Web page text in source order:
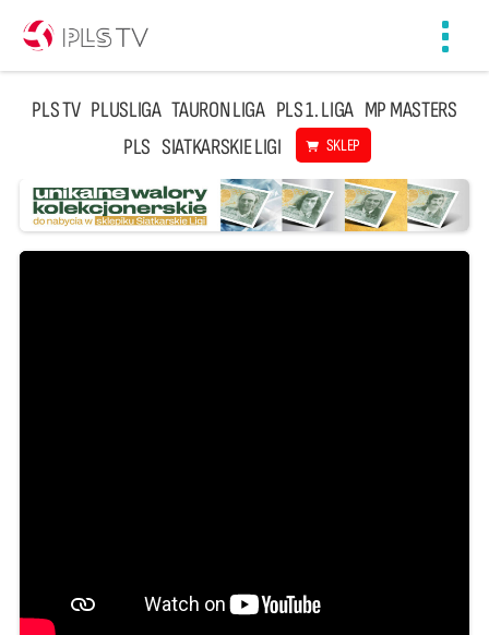
PLS TV PLUSLIGA TAURON LIGA PLS 1. LIGA MP MASTERS
PLS SIATKARSKIE LIGI SKLEP